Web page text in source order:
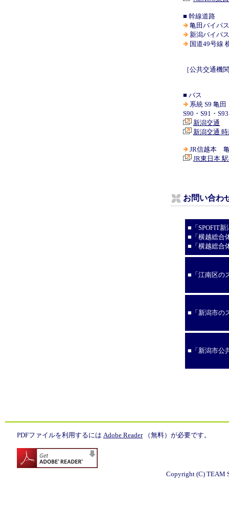
■ 幹線道路
亀田バイパ
新潟バイパ
国道49号線
［公共交通機
■ バス
系統 S9 亀田
S90・S91・
新潟交通
新潟交通
JR信越本
JR東日本
お問い合わ
■「SPOFIT
■「横越総合
■「横越総合
■「江南区の
■「新潟市の
■「新潟市公
PDFファイルを利用するには Adobe Reader（無料）が必要です。
Copyright (C) TEAM